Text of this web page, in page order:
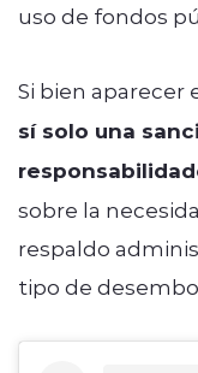
uso de fondos
Si bien aparecer
sí solo una
sobre la
respaldo
tipo de